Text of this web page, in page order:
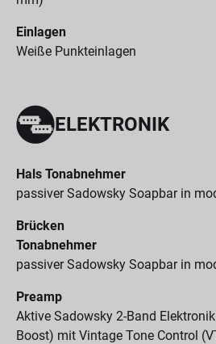
Einlagen
Weiße Punkteinlagen
ELEKTRONIK
Hals Tonabnehmer
passiver Sadowsky Soapbar in
Brücken
Tonabnehmer
passiver Sadowsky Soapbar in
Preamp
Aktive Sadowsky 2-Band
Boost) mit Vintage Tone Control